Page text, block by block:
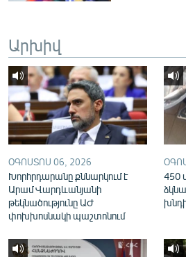
Հայերեն
English
Русский
ՀԵՏԵՎԵՔ ՄԵԶ
Արխիվ
ՕԳՈՍՏՈՍ 06, 2026
Խորհրդարանը քննարկում է
Արամ Վարդևանյանի
թեկնածությունը ԱԺ
փոխխոսնակի պաշտոնում
450